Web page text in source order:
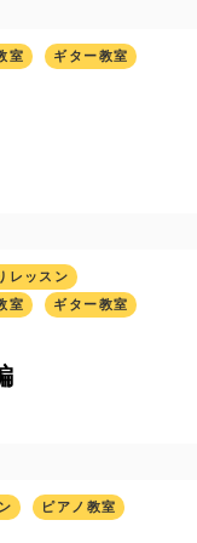
室
ギター教室
レッスン
室
ギター教室
ピアノ教室